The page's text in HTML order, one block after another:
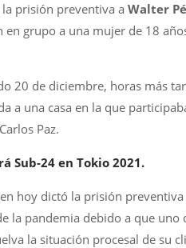
prisión preventiva a Walter
grupo a una mujer de 18
20 de diciembre, horas más
a una casa en la que
Paz.
Sub-24 en Tokio 2021.
hoy dictó la prisión
la pandemia debido a que uno
la situación procesal de su